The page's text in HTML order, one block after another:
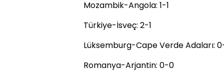
Mozambik-Angola: 1-1
Türkiye-İsveç: 2-1
Lüksemburg-Cape Verde Adaları:
Romanya-Arjantin: 0-0